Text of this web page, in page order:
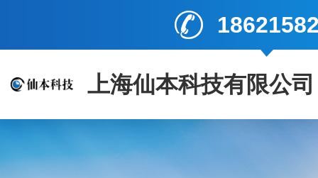
上海仙本科技有限公司